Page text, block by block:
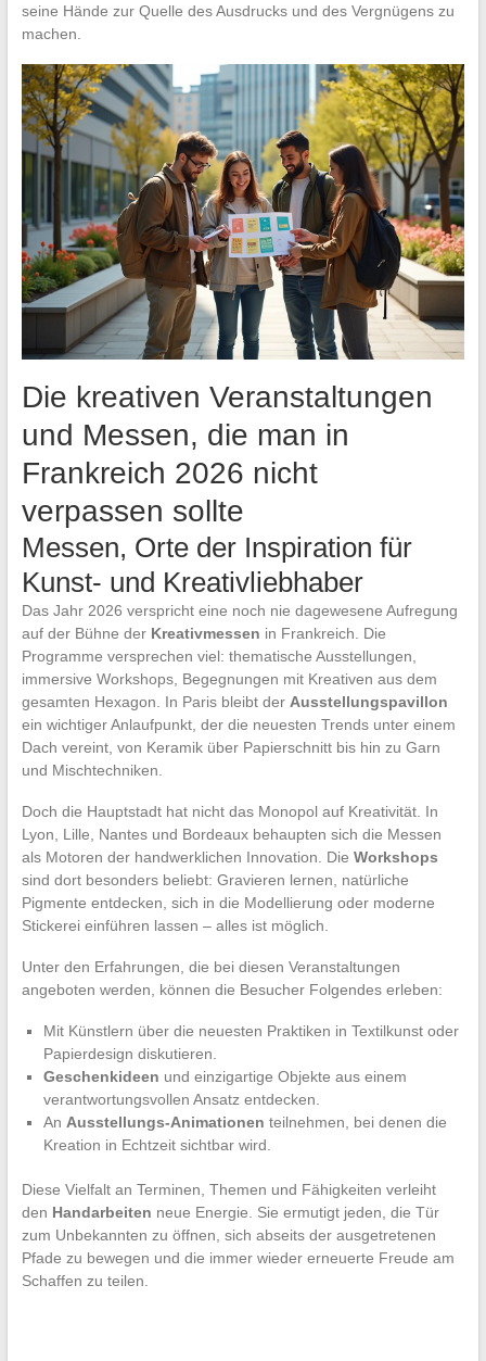
seine Hände zur Quelle des Ausdrucks und des Vergnügens zu
machen.
Die kreativen Veranstaltungen
und Messen, die man in
Frankreich 2026 nicht
verpassen sollte
Messen, Orte der Inspiration für
Kunst- und Kreativliebhaber
Das Jahr 2026 verspricht eine noch nie dagewesene Aufregung
auf der Bühne der Kreativmessen in Frankreich. Die
Programme versprechen viel: thematische Ausstellungen,
immersive Workshops, Begegnungen mit Kreativen aus dem
gesamten Hexagon. In Paris bleibt der Ausstellungspavillon
ein wichtiger Anlaufpunkt, der die neuesten Trends unter einem
Dach vereint, von Keramik über Papierschnitt bis hin zu Garn
und Mischtechniken.
Doch die Hauptstadt hat nicht das Monopol auf Kreativität. In
Lyon, Lille, Nantes und Bordeaux behaupten sich die Messen
als Motoren der handwerklichen Innovation. Die Workshops
sind dort besonders beliebt: Gravieren lernen, natürliche
Pigmente entdecken, sich in die Modellierung oder moderne
Stickerei einführen lassen – alles ist möglich.
Unter den Erfahrungen, die bei diesen Veranstaltungen
angeboten werden, können die Besucher Folgendes erleben:
Mit Künstlern über die neuesten Praktiken in Textilkunst oder
Papierdesign diskutieren.
Geschenkideen und einzigartige Objekte aus einem
verantwortungsvollen Ansatz entdecken.
An Ausstellungs-Animationen teilnehmen, bei denen die
Kreation in Echtzeit sichtbar wird.
Diese Vielfalt an Terminen, Themen und Fähigkeiten verleiht
den Handarbeiten neue Energie. Sie ermutigt jeden, die Tür
zum Unbekannten zu öffnen, sich abseits der ausgetretenen
Pfade zu bewegen und die immer wieder erneuerte Freude am
Schaffen zu teilen.